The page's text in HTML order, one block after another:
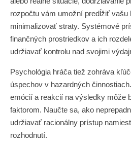
rozpočtu vám umožní predĺžiť vašu
minimalizovať straty. Systémové
finančných prostriedkov a ich
udržiavať kontrolu nad svojimi
Psychológia hráča tiež zohráva
úspechov v hazardných
emócií a reakcií na výsledky môže
faktorom. Naučte sa, ako
udržiavať racionálny prístup
rozhodnutí.